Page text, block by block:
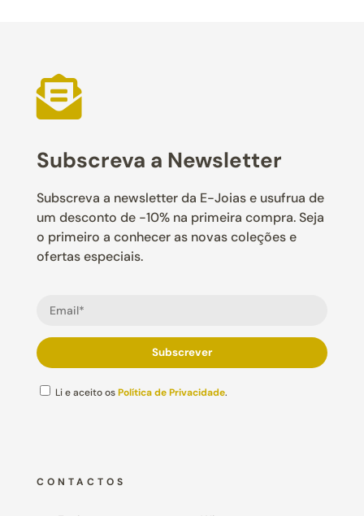

Subscreva a Newsletter
Subscreva a newsletter da E-Joias e usufrua de
um desconto de -10% na primeira compra. Seja
o primeiro a conhecer as novas coleções e
ofertas especiais.
Li e aceito osPolítica de Privacidade.
CONTACTOS